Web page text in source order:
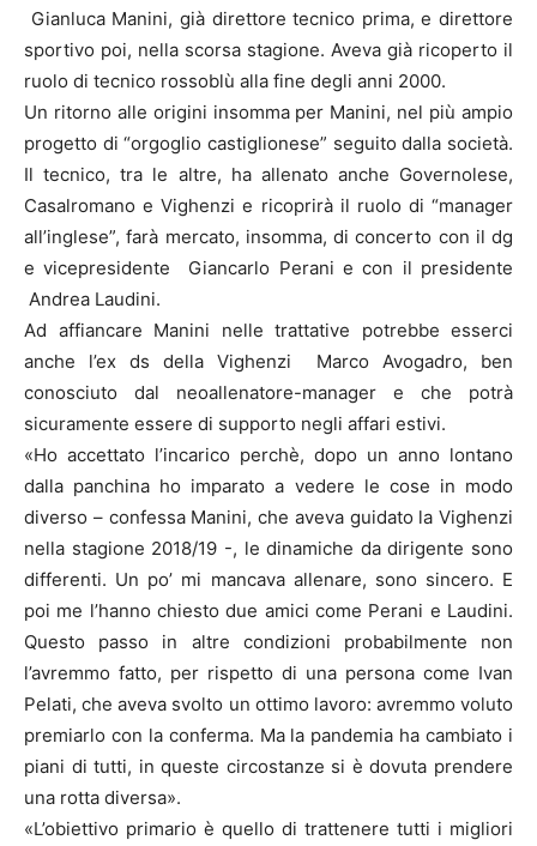
Gianluca Manini, già direttore tecnico prima, e direttore
sportivo poi, nella scorsa stagione. Aveva già ricoperto il
ruolo di tecnico rossoblù alla fine degli anni 2000.
Un ritorno alle origini insomma per Manini, nel più ampio
progetto di “orgoglio castiglionese” seguito dalla società.
Il tecnico, tra le altre, ha allenato anche Governolese,
Casalromano e Vighenzi e ricoprirà il ruolo di “manager
all’inglese”, farà mercato, insomma, di concerto con il dg
e vicepresidente Giancarlo Perani e con il presidente
Andrea Laudini.
Ad affiancare Manini nelle trattative potrebbe esserci
anche l’ex ds della Vighenzi Marco Avogadro, ben
conosciuto dal neoallenatore-manager e che potrà
sicuramente essere di supporto negli affari estivi.
«Ho accettato l’incarico perchè, dopo un anno lontano
dalla panchina ho imparato a vedere le cose in modo
diverso – confessa Manini, che aveva guidato la Vighenzi
nella stagione 2018/19 -, le dinamiche da dirigente sono
differenti. Un po’ mi mancava allenare, sono sincero. E
poi me l’hanno chiesto due amici come Perani e Laudini.
Questo passo in altre condizioni probabilmente non
l’avremmo fatto, per rispetto di una persona come Ivan
Pelati, che aveva svolto un ottimo lavoro: avremmo voluto
premiarlo con la conferma. Ma la pandemia ha cambiato i
piani di tutti, in queste circostanze si è dovuta prendere
una rotta diversa».
«L’obiettivo primario è quello di trattenere tutti i migliori